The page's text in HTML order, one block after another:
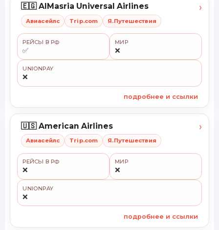
🇪🇬 AlMasria Universal Airlines
Авиасейлс Trip.com Я.Путешествия
›
РЕЙСЫ В РФ
✅
МИР
❌
UNIONPAY
❌
подробнее и ссылки
🇺🇸 American Airlines
Авиасейлс Trip.com Я.Путешествия
›
РЕЙСЫ В РФ
❌
МИР
❌
UNIONPAY
❌
подробнее и ссылки